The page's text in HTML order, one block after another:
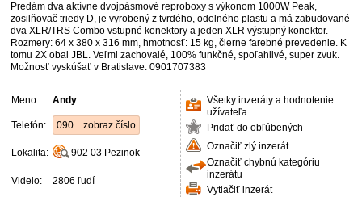
Predám dva aktívne dvojpásmové reproboxy s výkonom 1000W Peak,
zosilňovač triedy D, je vyrobený z tvrdého, odolného plastu a má zabudované
dva XLR/TRS Combo vstupné konektory a jeden XLR výstupný konektor.
Rozmery: 64 x 380 x 316 mm, hmotnosť: 15 kg, čierne farebné prevedenie. K
tomu 2X obal JBL. Veľmi zachovalé, 100% funkčné, spoľahlivé, super zvuk.
Možnosť vyskúšať v Bratislave. 0901707383
Meno: Andy
Telefón: 090... zobraz číslo
Lokalita: 902 03 Pezinok
Videlo: 2806 ľudí
Všetky inzeráty a hodnotenie
užívateľa
Pridať do obľúbených
Označiť zlý inzerát
Označiť chybnú kategóriu
inzerátu
Vytlačiť inzerát